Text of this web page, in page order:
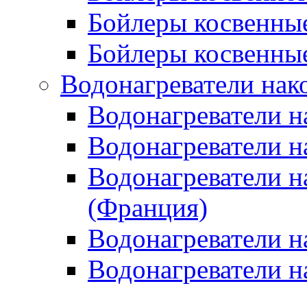
Бойлеры
Бойлеры
Водонагреватели
Водонагреватели
Водонагреватели
Водонагреватели
(Франция)
Водонагреватели
Водонагреватели